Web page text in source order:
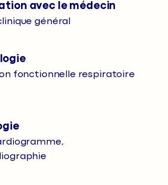
avec le médecin
général
fonctionnelle respiratoire